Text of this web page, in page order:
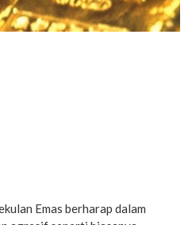
Emas berharap dalam